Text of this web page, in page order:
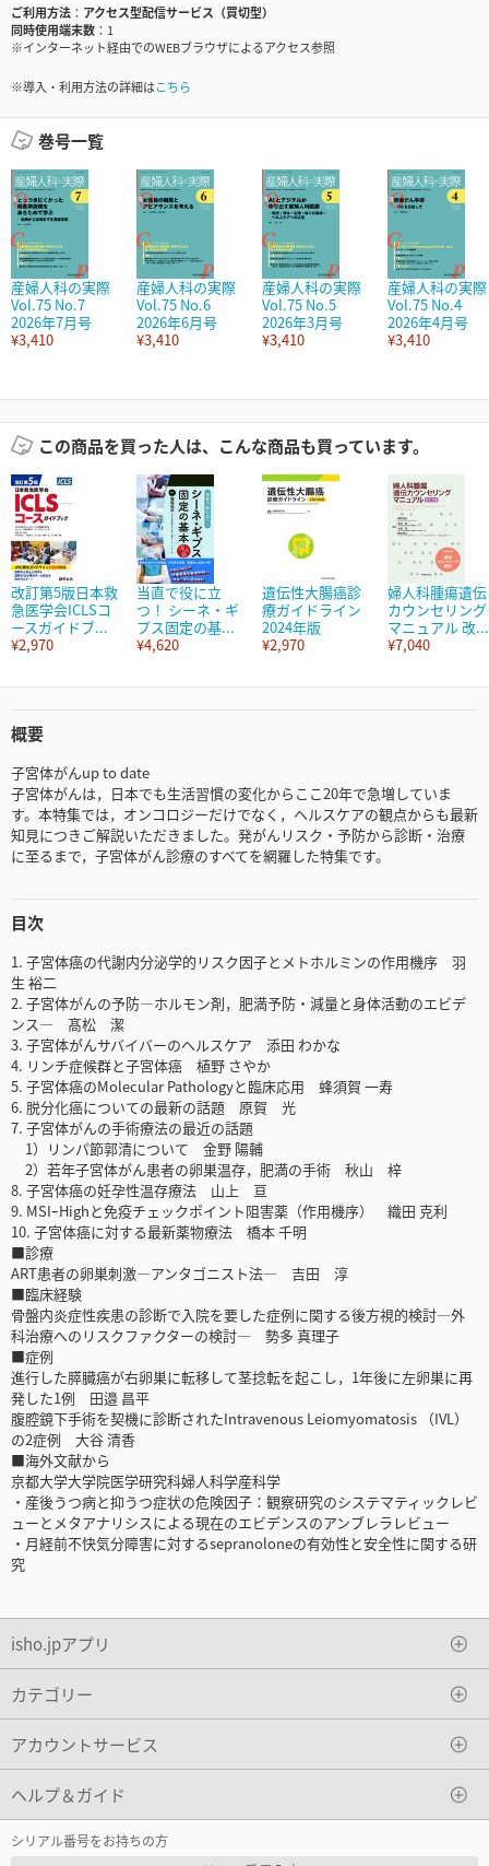
ご利用方法
アクセス型配信サービス（買切型）
同時使用端末数
1
※インターネット経由でのWEBブラウザによるアクセス参照
※導入・利用方法の詳細はこちら
巻号一覧
産婦人科の実際
Vol.75 No.7
2026年7月号
¥3,410
産婦人科の実際
Vol.75 No.6
2026年6月号
¥3,410
産婦人科の実際
Vol.75 No.5
2026年3月号
¥3,410
産婦人科の実際
Vol.75 No.4
2026年4月号
¥3,410
この商品を買った人は、こんな商品も買っています。
改訂第5版日本救
急医学会ICLSコ
ースガイドブ...
¥2,970
当直で役に立
つ！ シーネ・ギ
プス固定の基...
¥4,620
遺伝性大腸癌診
療ガイドライン
2024年版
¥2,970
婦人科腫瘍遺伝
カウンセリング
マニュアル 改...
¥7,040
概要
子宮体がんup to date
子宮体がんは，日本でも生活習慣の変化からここ20年で急増していま
す。本特集では，オンコロジーだけでなく，ヘルスケアの観点からも最新
知見につきご解説いただきました。発がんリスク・予防から診断・治療
に至るまで，子宮体がん診療のすべてを網羅した特集です。
目次
1. 子宮体癌の代謝内分泌学的リスク因子とメトホルミンの作用機序 羽
生 裕二
2. 子宮体がんの予防―ホルモン剤，肥満予防・減量と身体活動のエビデ
ンス― 髙松 潔
3. 子宮体がんサバイバーのヘルスケア 添田 わかな
4. リンチ症候群と子宮体癌 植野 さやか
5. 子宮体癌のMolecular Pathologyと臨床応用 蜂須賀 一寿
6. 脱分化癌についての最新の話題 原賀 光
7. 子宮体がんの手術療法の最近の話題
1）リンパ節郭清について 金野 陽輔
2）若年子宮体がん患者の卵巣温存，肥満の手術 秋山 梓
8. 子宮体癌の妊孕性温存療法 山上 亘
9. MSIｰHighと免疫チェックポイント阻害薬（作用機序） 織田 克利
10. 子宮体癌に対する最新薬物療法 橋本 千明
■診療
ART患者の卵巣刺激―アンタゴニスト法― 吉田 淳
■臨床経験
骨盤内炎症性疾患の診断で入院を要した症例に関する後方視的検討―外
科治療へのリスクファクターの検討― 勢多 真理子
■症例
進行した膵臓癌が右卵巣に転移して茎捻転を起こし，1年後に左卵巣に再
発した1例 田邉 昌平
腹腔鏡下手術を契機に診断されたIntravenous Leiomyomatosis （IVL）
の2症例 大谷 清香
■海外文献から
京都大学大学院医学研究科婦人科学産科学
・産後うつ病と抑うつ症状の危険因子：観察研究のシステマティックレビ
ューとメタアナリシスによる現在のエビデンスのアンブレラレビュー
・月経前不快気分障害に対するsepranoloneの有効性と安全性に関する研
究
isho.jpアプリ
カテゴリー
アカウントサービス
ヘルプ＆ガイド
シリアル番号をお持ちの方